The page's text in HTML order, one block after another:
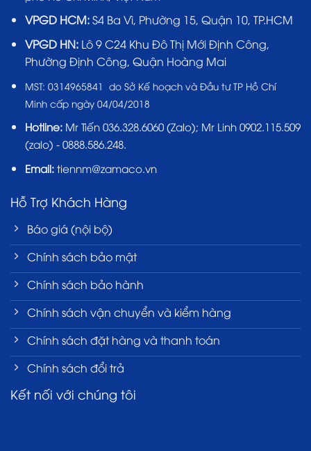
VPGD HCM:S4 Ba Vì, Phường 15, Quận 10, TP.HCM
VPGD HN:Lô 9 C24 Khu Đô Thị Mới Định Công,
Phường Định Công, Quận Hoàng Mai
MST: 0314965841 do Sở Kế hoạch và Đầu tư TP Hồ Chí
Minh cấp ngày 04/04/2018
Hotline: Mr Tiến 036.328.6060(Zalo); Mr Linh 0902.115.509
(zalo) - 0888.586.248.
Email:tiennm@zamaco.vn
Hỗ Trợ Khách Hàng
Báo giá (nội bộ)
Chính sách bảo mật
Chính sách bảo hành
Chính sách vận chuyển và kiểm hàng
Chính sách đặt hàng và thanh toán
Chính sách đổi trả
Kết nối với chúng tôi